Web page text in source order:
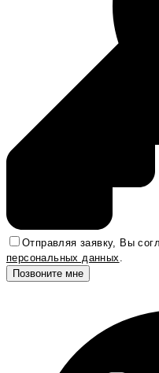
Отправляя заявку, Вы
персональных данных.